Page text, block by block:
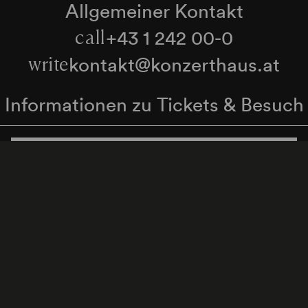
Allgemeiner Kontakt
call+43 1 242 00-0
writekontakt@konzerthaus.at
Informationen zu Tickets & Besuch